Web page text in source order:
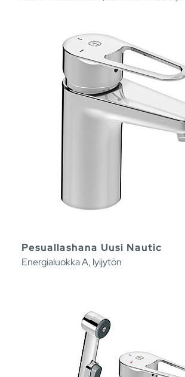
Pesuallashana Uusi Nautic
Energialuokka A, lyijytön